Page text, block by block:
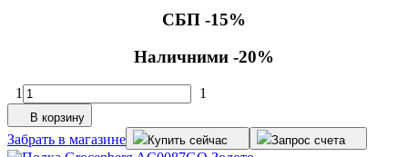
СБП -15%
Наличними -20%
1 1
В корзину
Забрать в магазине Купить сейчас Запрос счета